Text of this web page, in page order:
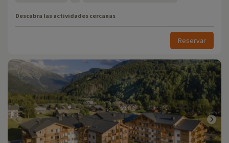
Descubra las actividades cercanas
Reservar